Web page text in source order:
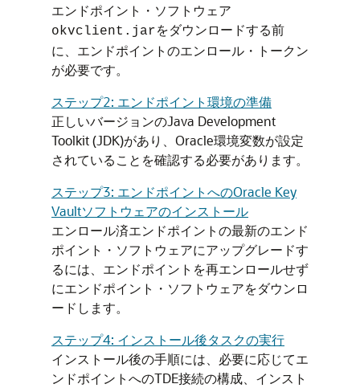
エンドポイント・ソフトウェア
okvclient.jarをダウンロードする前
に、エンドポイントのエンロール・トークン
が必要です。
ステップ2: エンドポイント環境の準備
正しいバージョンのJava Development
Toolkit (JDK)があり、Oracle環境変数が設定
されていることを確認する必要があります。
ステップ3: エンドポイントへのOracle Key
Vaultソフトウェアのインストール
エンロール済エンドポイントの最新のエンド
ポイント・ソフトウェアにアップグレードす
るには、エンドポイントを再エンロールせず
にエンドポイント・ソフトウェアをダウンロ
ードします。
ステップ4: インストール後タスクの実行
インストール後の手順には、必要に応じてエ
ンドポイントへのTDE接続の構成、インスト